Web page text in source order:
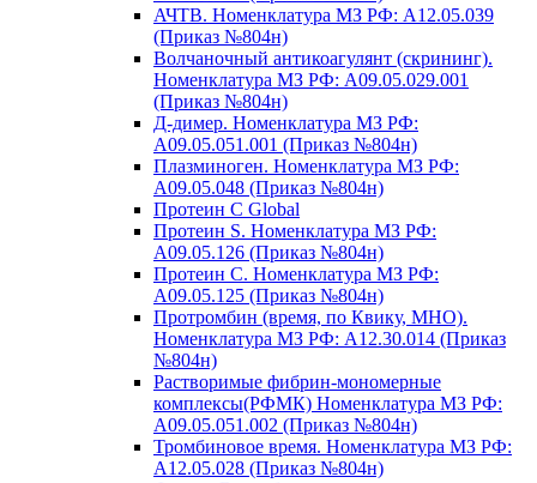
АЧТВ. Номенклатура МЗ РФ: A12.05.039
(Приказ №804н)
Волчаночный антикоагулянт (скрининг).
Номенклатура МЗ РФ: A09.05.029.001
(Приказ №804н)
Д-димер. Номенклатура МЗ РФ:
A09.05.051.001 (Приказ №804н)
Плазминоген. Номенклатура МЗ РФ:
A09.05.048 (Приказ №804н)
Протеин C Global
Протеин S. Номенклатура МЗ РФ:
A09.05.126 (Приказ №804н)
Протеин С. Номенклатура МЗ РФ:
A09.05.125 (Приказ №804н)
Протромбин (время, по Квику, МНО).
Номенклатура МЗ РФ: A12.30.014 (Приказ
№804н)
Растворимые фибрин-мономерные
комплексы(РФМК) Номенклатура МЗ РФ:
A09.05.051.002 (Приказ №804н)
Тромбиновое время. Номенклатура МЗ РФ:
A12.05.028 (Приказ №804н)